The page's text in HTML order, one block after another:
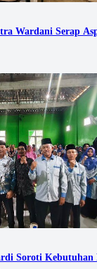
Wardani Serap
Soroti Kebutuhan